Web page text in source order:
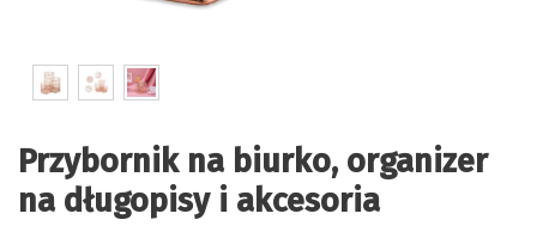
Przybornik na biurko, organizer
na długopisy i akcesoria